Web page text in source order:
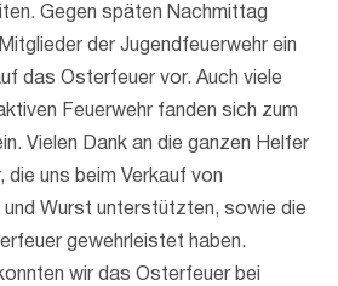
Gegen späten Nachmittag
der Jugendfeuerwehr ein
das Osterfeuer vor. Auch viele
Feuerwehr fanden sich zum
Vielen Dank an die ganzen Helfer
die uns beim Verkauf von
und Wurst unterstützten, sowie die
gewehrleistet haben.
wir das Osterfeuer bei